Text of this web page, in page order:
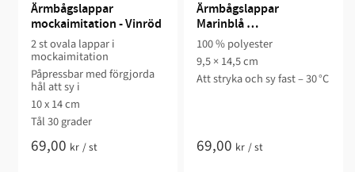
Ärmbågslappar
mockaimitation - Vinröd
2 st ovala lappar i
mockaimitation
Påpressbar med förgjorda
hål att sy i
10 x 14 cm
Tål 30 grader
69,00 kr /st
Ärmbågslappar
Marinblå
Mockaimitation
100 % polyester
9,5 × 14,5 cm
Att stryka och sy fast – 30 °C
69,00 kr /st